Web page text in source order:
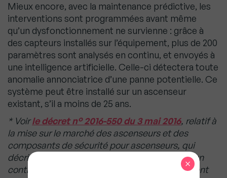
Mieux encore, avec la maintenance prédictive, les
interventions sont programmées avant même
qu’un dysfonctionnement ne survienne : grâce à
des capteurs installés sur l’équipement, plus de 200
paramètres sont analysés en continu, et envoyés à
une intelligence artificielle. Celle-ci détectera toute
anomalie annonciatrice d’une panne potentielle. Ce
système peut être installé sur un ascenseur
existant, s’il a moins de 25 ans.
* Voirle décret n° 2016-550 du 3 mai 2016, relatif à
la mise sur le marché des ascenseurs et des
composants de sécurité pour ascenseurs, qui
décrit en particulier les obligations de passer un
contrat d’entretien et de réaliser périodiquement
×